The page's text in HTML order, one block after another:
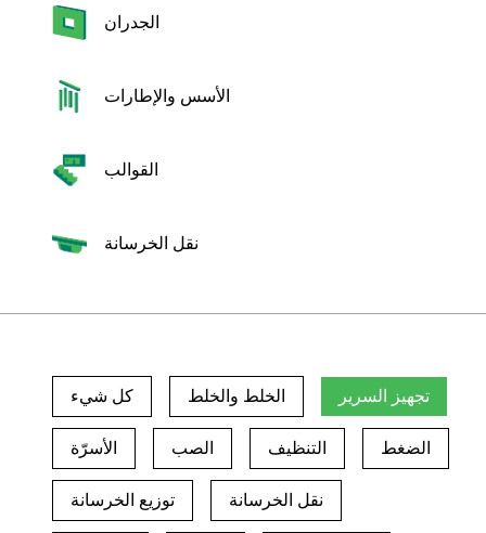
الجدران
الأسس والإطارات
القوالب
نقل الخرسانة
كل شيء الخلط والخلط تجهيز السرير
الأسرّة الصب التنظيف الضغط
توزيع الخرسانة نقل الخرسانة